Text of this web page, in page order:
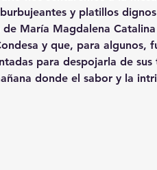
y platillos
María Magdalena
y que, para
para despojarla de sus
donde el sabor y la